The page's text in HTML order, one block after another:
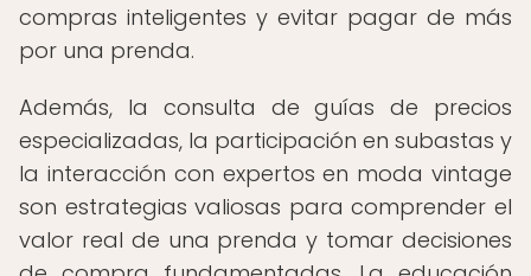
compras inteligentes y evitar pagar de más
por una prenda.
Además, la consulta de guías de precios
especializadas, la participación en subastas y
la interacción con expertos en moda vintage
son estrategias valiosas para comprender el
valor real de una prenda y tomar decisiones